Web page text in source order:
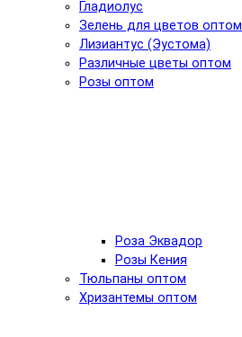
Гладиолус
Зелень для цветов оптом
Лизиантус (Эустома)
Различные цветы оптом
Розы оптом
Роза Эквадор
Розы Кения
Тюльпаны оптом
Хризантемы оптом